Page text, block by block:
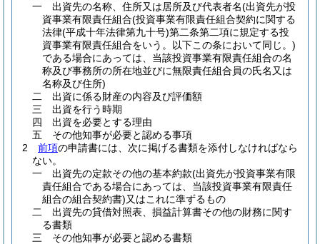
一
出資先の名称、住所又は居所及び代表者名(出資先が投
資事業有限責任組合(投資事業有限責任組合契約に関する
法律(平成十年法律第九十号)第二条第二項に規定する投
資事業有限責任組合をいう。以下この条において同じ。)
である場合にあっては、当該投資事業有限責任組合の名
称及び事務所の所在地並びに無限責任組合員の氏名又は
名称及び住所)
二
出資に係る財産の内容及び評価額
三
出資を行う時期
四
出資を必要とする理由
五
その他知事が必要と認める事項
2
前項の申請書には、次に掲げる書類を添付しなければなら
ない。
一
出資先の定款その他の基本約款(出資先が投資事業有限
責任組合である場合にあっては、当該投資事業有限責任
組合の組合契約書)又はこれに準ずるもの
二
出資先の貸借対照表、損益計算書その他の財務に関す
る書類
三
その他知事が必要と認める書類